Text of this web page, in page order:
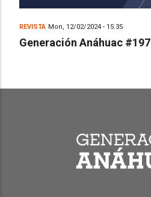
REVISTA Mon, 12/02/2024 - 15:35
Generación Anáhuac #197